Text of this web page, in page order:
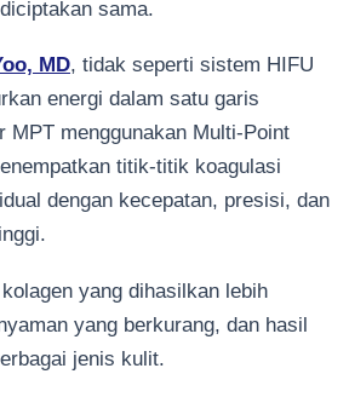
sama.
MD, tidak seperti sistem HIFU
energi dalam satu garis
MPT menggunakan Multi-Point
titik-titik koagulasi
dengan kecepatan, presisi, dan
yang dihasilkan lebih
yang berkurang, dan hasil
jenis kulit.